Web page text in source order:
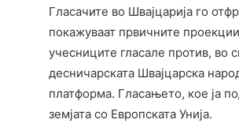
Гласачите во Швајцарија го
покажуваат првичните
учесниците гласале против, во
десничарската Швајцарска
платформа. Гласањето, кое ја
земјата со Европската Унија.